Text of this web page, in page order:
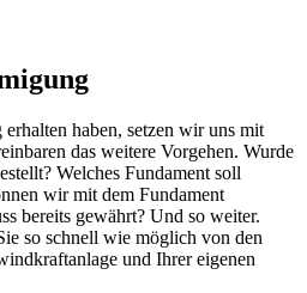
haben, setzen wir uns mit
das weitere Vorgehen. Wurde
Welches Fundament soll
wir mit dem Fundament
bereits gewährt? Und so weiter.
so schnell wie möglich von den
und Ihrer eigenen